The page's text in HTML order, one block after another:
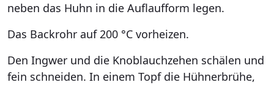
neben das Huhn in die Auflaufform legen.
Das Backrohr auf 200 °C vorheizen.
Den Ingwer und die Knoblauchzehen schälen und
fein schneiden. In einem Topf die Hühnerbrühe,